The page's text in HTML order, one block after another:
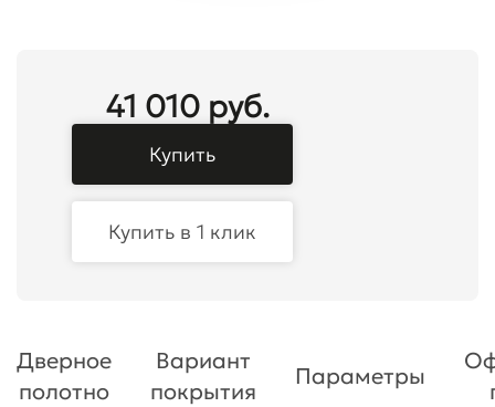
41 010 руб.
Купить
Купить в 1 клик
Дверное
полотно
Вариант
покрытия
Параметры